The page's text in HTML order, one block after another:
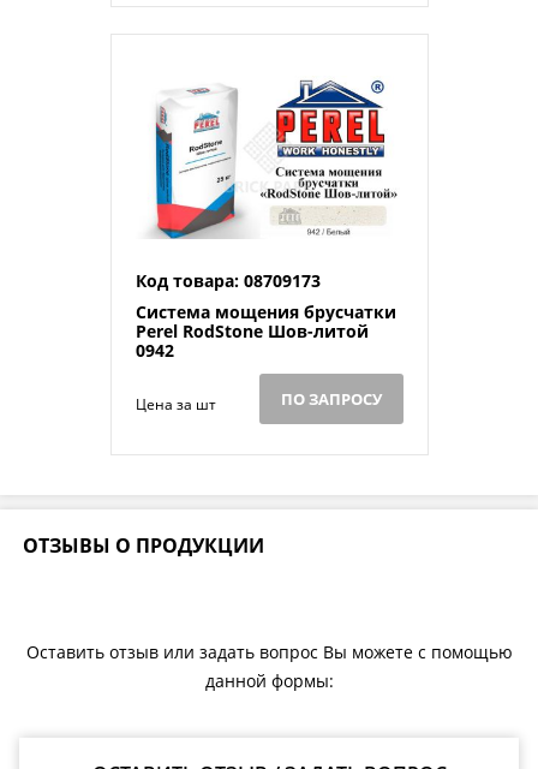
Код товара: 08709173
Система мощения брусчатки
Perel RodStone Шов-литой
0942
Цена за шт ПО ЗАПРОСУ
ОТЗЫВЫ О ПРОДУКЦИИ
Оставить отзыв или задать вопрос Вы можете с помощью
данной формы: